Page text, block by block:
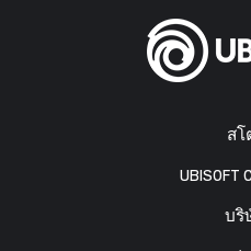
สโ
UBISOFT
บริ